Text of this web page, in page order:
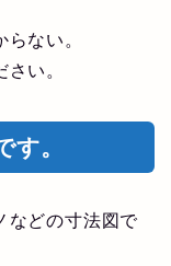
ない。
い。
す。
などの寸法図で